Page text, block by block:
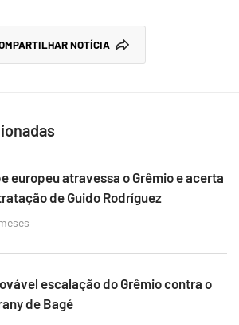
NOTÍCIA
europeu atravessa o Grêmio e acerta
de Guido Rodríguez
escalação do Grêmio contra o
de Bagé